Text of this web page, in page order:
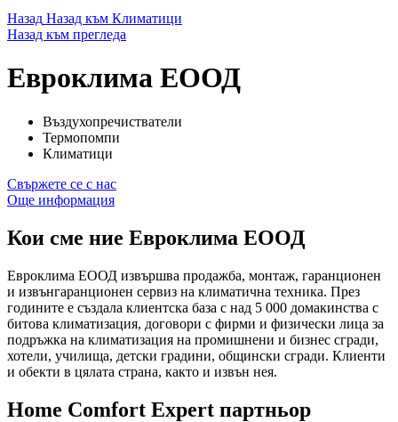
Назад Назад към Климатици
Назад към прегледа
Евроклима ЕООД
Въздухопречистватели
Термопомпи
Климатици
Свържете се с нас
Още информация
Кои сме ние Евроклима ЕООД
Евроклима ЕООД извършва продажба, монтаж, гаранционен
и извънгаранционен сервиз на климатична техника. През
годините е създала клиентска база с над 5 000 домакинства с
битова климатизация, договори с фирми и физически лица за
подръжка на климатизация на промишнени и бизнес сгради,
хотели, училища, детски градини, общински сгради. Клиенти
и обекти в цялата страна, както и извън нея.
Home Comfort Expert партньор